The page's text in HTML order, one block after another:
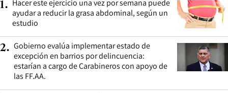
1. Hacer este ejercicio una vez por semana puede
ayudar a reducir la grasa abdominal, según un
estudio
2. Gobierno evalúa implementar estado de
excepción en barrios por delincuencia:
estarían a cargo de Carabineros con apoyo de
las FF.AA.